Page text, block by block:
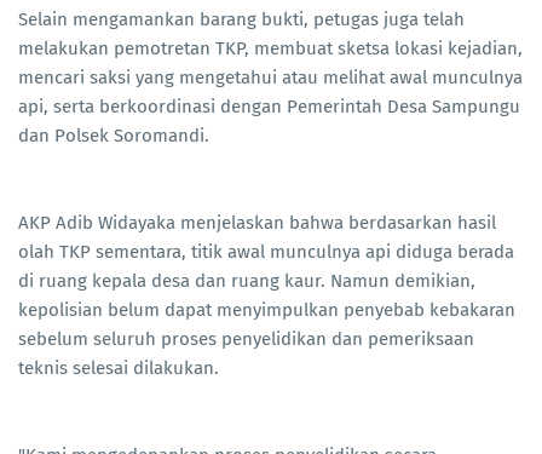
Selain mengamankan barang bukti, petugas juga telah
melakukan pemotretan TKP, membuat sketsa lokasi kejadian,
mencari saksi yang mengetahui atau melihat awal munculnya
api, serta berkoordinasi dengan Pemerintah Desa Sampungu
dan Polsek Soromandi.
AKP Adib Widayaka menjelaskan bahwa berdasarkan hasil
olah TKP sementara, titik awal munculnya api diduga berada
di ruang kepala desa dan ruang kaur. Namun demikian,
kepolisian belum dapat menyimpulkan penyebab kebakaran
sebelum seluruh proses penyelidikan dan pemeriksaan
teknis selesai dilakukan.